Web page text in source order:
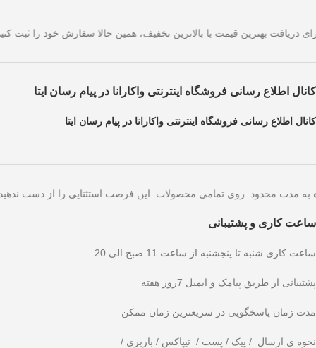
است. برای دریافت بهترین قیمت با بالاترین تخفیف، همین حالا سفارش
کانال اطلاع رسانی فروشگاه اینترنتی واکارانا در پیام رسان ایتا
کانال اطلاع رسانی فروشگاه اینترنتی واکارانا در پیام رسان ایتا
به مدت محدود روی تمامی محصولات. این فرصت استثنایی را از
ساعت کاری و پشتیبانی
ساعت کاری شنبه تا پنجشنبه از ساعت 11 صبح الی 20
پشتیبانی از طریق پیامک و ایمیل 7روز هفته
مدت زمان پاسخگویی در سریعترین زمان ممکن
نحوه ی ارسال / پیک / پست / تیپاکس / باربری /